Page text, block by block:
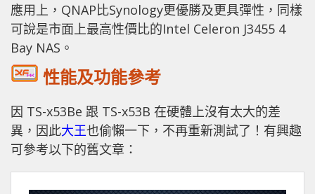
應用上，QNAP比Synology更優勝及更具彈性，同樣
可說是市面上最高性價比的Intel Celeron J3455 4
Bay NAS。
性能及功能參考
因 TS-x53Be 跟 TS-x53B 在硬體上沒有太大的差
異，因此大王也偷懶一下，不再重新測試了！有興趣
可參考以下的舊文章：